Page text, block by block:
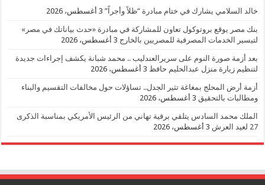
خالد السلامي يشارك في ختام مبادرة “ظلاً وأجراً” 3 أغسطس، 2026
بنك مصر يوقع بروتوكول تعاون للمشاركة في مبادرة «حدث بياناتك في مصر»
لتيسير الخدمات المصرفية للمصريين بالخارج 3 أغسطس، 2026
بعد أزمة صورة النوم على سريرالعندليب .. محمد شبانة يكشف إجراءات جديدة
لتنظيم زيارة منزل عبدالحليم حافظ 3 أغسطس، 2026
أزمة أرض المحلج بمغاغة تثير الجدل.. تساؤلات حول مخالفات التقسيم والبناء
ومطالبات بالتحقيق 3 أغسطس، 2026
الملك محمد السادس يتلقي برقية تهاني من الرئيس الأمريكي بمناسبة الذكرى
27 لعيد العرش
3 أغسطس، 2026